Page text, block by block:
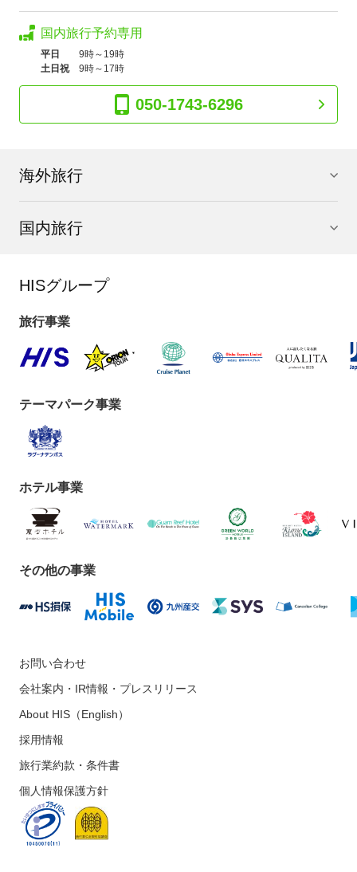
国内旅行予約専用
平日
9時～19時
土日祝
9時～17時
050-1743-6296
海外旅行
国内旅行
HISグループ
旅行事業
テーマパーク事業
ホテル事業
その他の事業
お問い合わせ
会社案内・IR情報・プレスリリース
About HIS（English）
採用情報
旅行業約款・条件書
個人情報保護方針